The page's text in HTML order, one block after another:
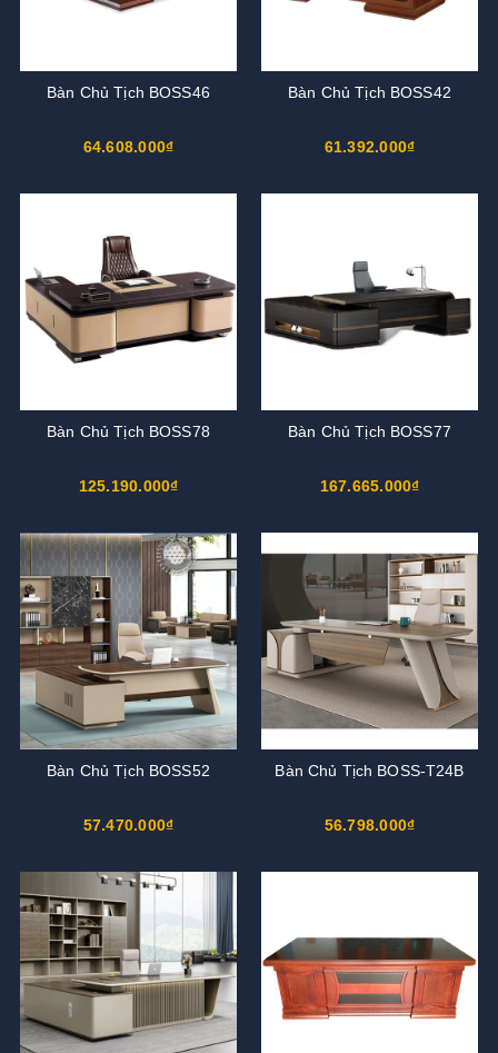
Bàn Chủ Tịch BOSS46
64.608.000₫
Bàn Chủ Tịch BOSS42
61.392.000₫
Bàn Chủ Tịch BOSS78
125.190.000₫
Bàn Chủ Tịch BOSS77
167.665.000₫
Bàn Chủ Tịch BOSS52
57.470.000₫
Bàn Chủ Tịch BOSS-T24B
56.798.000₫